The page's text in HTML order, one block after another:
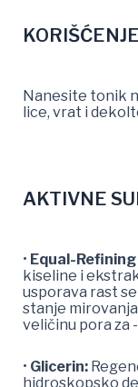
KORIŠĆENJE
Nanesite tonik
lice, vrat i
AKTIVNE
• Equal-
kiseline i
usporava rast
stanje
veličinu pora za
• Glicerin:
hidroskopsko